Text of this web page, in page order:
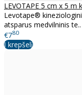
LEVOTAPE 5 cm x 5 m
Levotape®
atsparus medvilninis te..
€780
Į krepšelį